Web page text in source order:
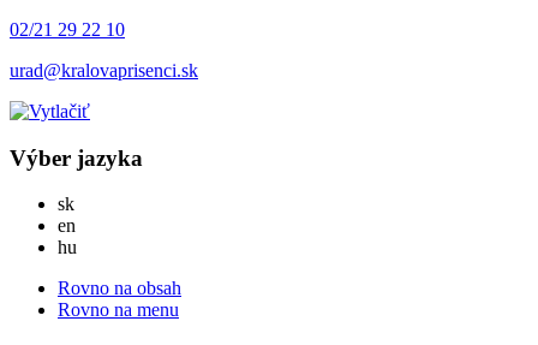
02/21 29 22 10
urad@kralovaprisenci.sk
Výber jazyka
skSlovensky
en
hu
Rovno na obsah
Rovno na menu